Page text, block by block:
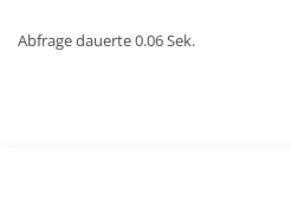
Abfrage dauerte 0.06 Sek.